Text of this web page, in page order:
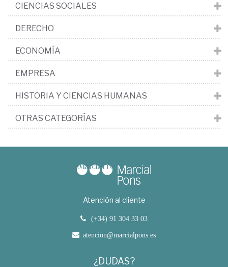
CIENCIAS SOCIALES
DERECHO
ECONOMÍA
EMPRESA
HISTORIA Y CIENCIAS HUMANAS
OTRAS CATEGORÍAS
Atención al cliente
(+34) 91 304 33 03
atencion@marcialpons.es
¿DUDAS?